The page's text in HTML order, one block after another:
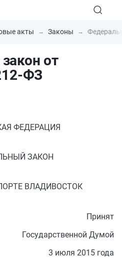
акты Законы
от
ФЗ
ФЕДЕРАЦИЯ
ЗАКОН
ВЛАДИВОСТОК
Принят
Государственной Думой
3 июля 2015 года